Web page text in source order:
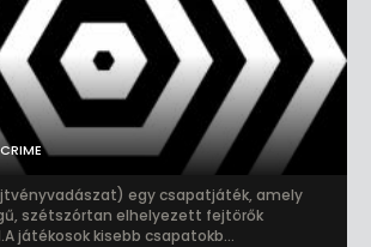
egy csapatjáték, amely
szétszórtan elhelyezett fejtörők
játékosok kisebb csapatokb...